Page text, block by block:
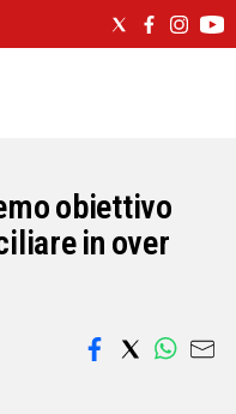
obiettivo
in over